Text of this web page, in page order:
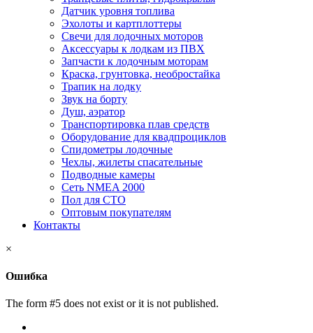
Датчик уровня топлива
Эхолоты и картплоттеры
Cвечи для лодочных моторов
Аксессуары к лодкам из ПВХ
Запчасти к лодочным моторам
Краска, грунтовка, необростайка
Трапик на лодку
Звук на борту
Душ, аэратор
Транспортировка плав средств
Оборудование для квадпроциклов
Спидометры лодочные
Чехлы, жилеты спасательные
Подводные камеры
Сеть NMEA 2000
Пол для СТО
Оптовым покупателям
Контакты
×
Ошибка
The form #5 does not exist or it is not published.